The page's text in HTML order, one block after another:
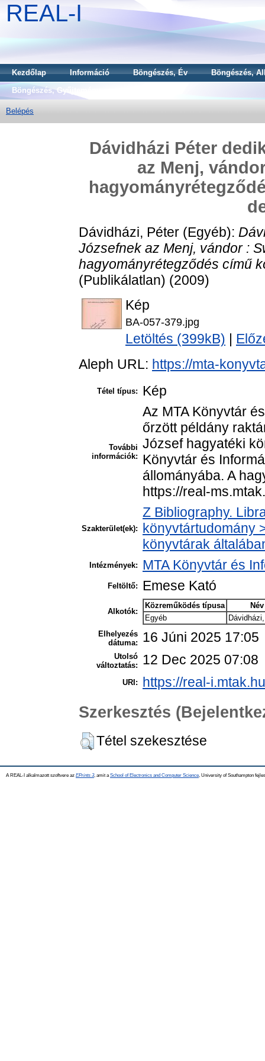
REAL-I
Kezdőlap Információ Böngészés, Év
Böngészés,
Böngészés, Gyűjtemény
Belépés
Dávidházi Péter
az Menj,
Dávidházi, Péter (Egyéb):
Józsefnek az Menj, vándor :
hagyományrétegződés című
(Publikálatlan) (2009)
Kép
BA-057-379.jpg
Letöltés (399kB)
Aleph URL: https://mta-
Tétel típus: Kép
További
információk:
Az MTA Könyvtár
őrzött példány
József hagyatéki
Könyvtár és
állományába. A
https://real-
Szakterület(ek):
Z Bibliography.
könyvtártudomány
könyvtárak
Intézmények: MTA Könyvtár és
Feltöltő: Emese Kató
Alkotók:
Közreműködés típusa
Név
Egyéb
Elhelyezés
dátuma:
16 Júni 2025 17:05
Utolsó
változtatás:
12 Dec 2025 07:08
URI: https://real-
Szerkesztés
Tétel szekesztése
A REAL-I alkalmazott szoftvere az EPrints 3, amit a School of Electronics and Computer Science , University of Southampton